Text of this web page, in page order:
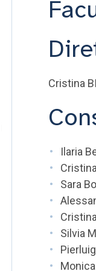
Cristina
Ilaria
Sara
Silvia